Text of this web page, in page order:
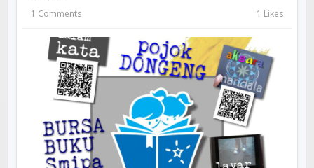
1 Comments
1 Likes